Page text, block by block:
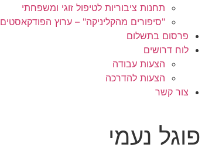
תחנות ציבוריות לטיפול זוגי ומשפחתי
"סיפורים מהקליניקה" – ערוץ הפודקאסטים
פרסום בתשלום
לוח דרושים
הצעות עבודה
הצעות להדרכה
צור קשר
פוגל נעמי